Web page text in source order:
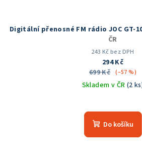
Digitální přenosné FM rádio JOC GT-
ČR
243 Kč bez DPH
294 Kč
699 Kč (–57 %)
Skladem v ČR (2
hodnocení
produktu
Do košíku